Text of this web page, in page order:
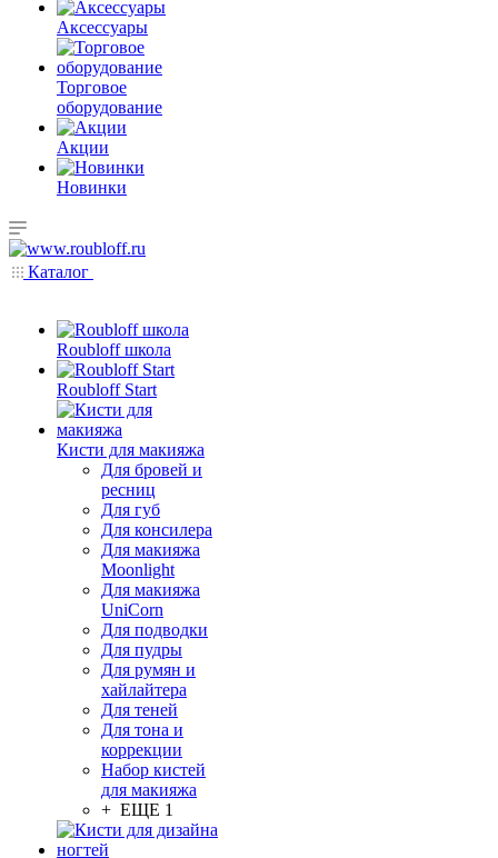
Аксессуары
Торговое
оборудование
Акции
Новинки
Каталог
Roubloff школа
Roubloff Start
Кисти для макияжа
Для бровей и
ресниц
Для губ
Для консилера
Для макияжа
Moonlight
Для макияжа
UniCorn
Для подводки
Для пудры
Для румян и
хайлайтера
Для теней
Для тона и
коррекции
Набор кистей
для макияжа
+ ЕЩЕ 1